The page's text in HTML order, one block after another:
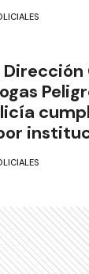
Dirección